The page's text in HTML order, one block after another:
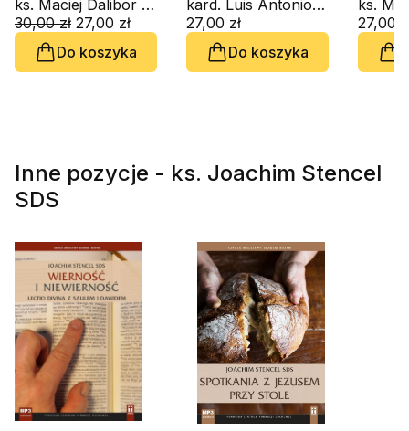
cenna Krew,
potężny Duch.
Lectio divina na
koniec oktawy
Wielkiej Nocy
ks. Maciej Dalibor SDS
30,00 zł 27,00 zł
Do koszyka
nadzieja (CD-
audiobook)
kard. Luis Antonio G. Tagle
27,00 zł
Do koszyka
Lectio
Piotra
27,00
Inne pozycje - ks. Joachim Stencel
SDS